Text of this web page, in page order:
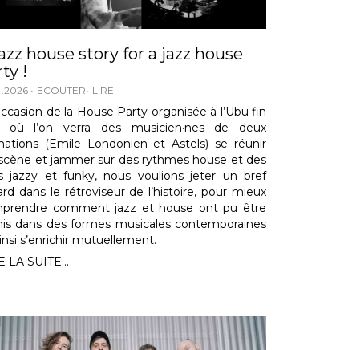
house story for a jazz house
!
ECOUTER LIRE
de la House Party organisée à l’Ubu fin
où l’on verra des musicien·nes de deux
(Emile Londonien et Astels) se réunir
et jammer sur des rythmes house et des
jazzy et funky, nous voulions jeter un bref
dans le rétroviseur de l’histoire, pour mieux
comment jazz et house ont pu être
dans des formes musicales contemporaines
s’enrichir mutuellement.
LA SUITE...